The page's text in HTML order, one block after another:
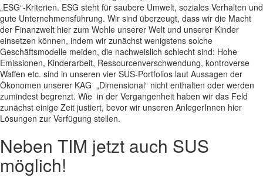
„ESG“-Kriterien. ESG steht für saubere Umwelt, soziales Verhalten und
gute Unternehmensführung. Wir sind überzeugt, dass wir die Macht
der Finanzwelt hier zum Wohle unserer Welt und unserer Kinder
einsetzen können, indem wir zunächst wenigstens solche
Geschäftsmodelle meiden, die nachweislich schlecht sind: Hohe
Emissionen, Kinderarbeit, Ressourcenverschwendung, kontroverse
Waffen etc. sind in unseren vier SUS-Portfolios laut Aussagen der
Ökonomen unserer KAG „Dimensional“ nicht enthalten oder werden
zumindest begrenzt. Wie in der Vergangenheit haben wir das Feld
zunächst einige Zeit justiert, bevor wir unseren AnlegerInnen hier
Lösungen zur Verfügung stellen.
Neben TIM jetzt auch SUS
möglich!